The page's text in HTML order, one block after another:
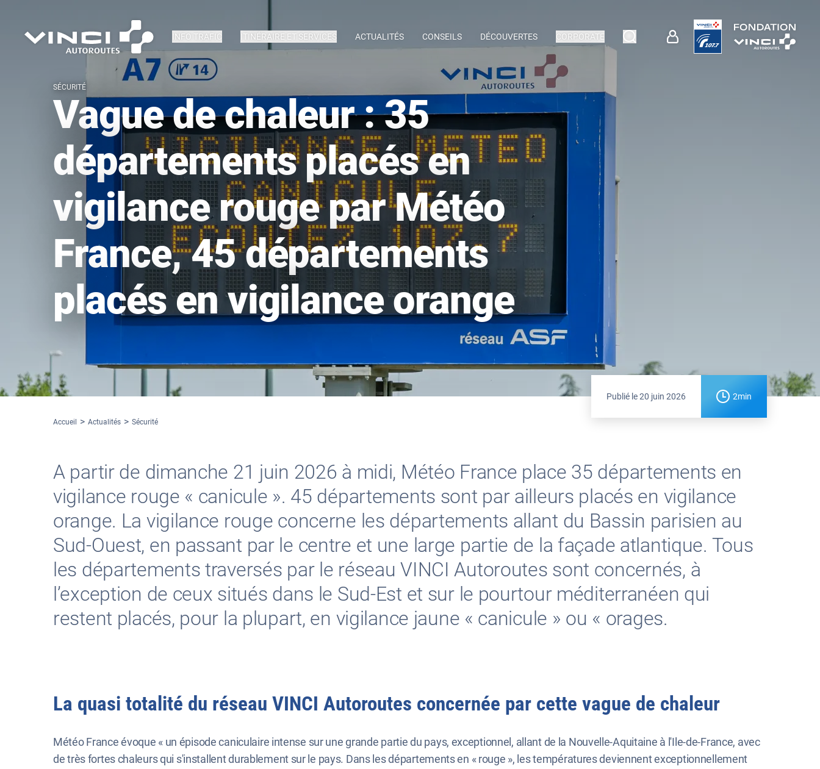
INFO TRAFIC ITINÉRAIRE ET SERVICES ACTUALITÉS CONSEILS DÉCOUVERTES CORPORATE
SÉCURITÉ
Vague de chaleur : 35
départements placés en
vigilance rouge par Météo
France, 45 départements
placés en vigilance orange
Publié le20 juin 2026 2min
Accueil Actualités Sécurité
A partir de dimanche 21 juin 2026 à midi, Météo France place 35 départements en
vigilance rouge « canicule ». 45 départements sont par ailleurs placés en vigilance
orange. La vigilance rouge concerne les départements allant du Bassin parisien au
Sud-Ouest, en passant par le centre et une large partie de la façade atlantique. Tous
les départements traversés par le réseau VINCI Autoroutes sont concernés, à
l’exception de ceux situés dans le Sud-Est et sur le pourtour méditerranéen qui
restent placés, pour la plupart, en vigilance jaune « canicule » ou « orages.
La quasi totalité du réseau VINCI Autoroutes concernée par cette vague de chaleur
Météo France évoque « un épisode caniculaire intense sur une grande partie du pays, exceptionnel, allant de la Nouvelle-Aquitaine à l'Ile-de-France, avec
de très fortes chaleurs qui s'installent durablement sur le pays. Dans les départements en « rouge », les températures deviennent exceptionnellement